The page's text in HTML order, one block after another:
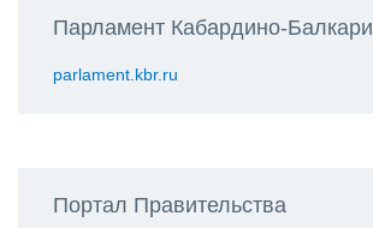
Парламент Кабардино-
parlament.kbr.ru
Портал Правительства